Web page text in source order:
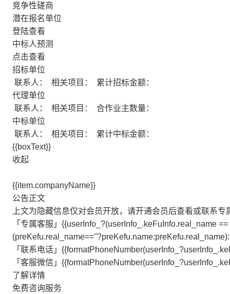
竞争性磋商
潜在报名单位
登陆查看
中标人预测
点击查看
招标单位
联系人：
相关项目：
累计招标金额：
代理单位
联系人：
相关项目：
合作业主数量：
中标单位
联系人：
相关项目：
累计中标金额：
{{boxText}}
收起
{{item.companyName}}
公告正文
上文为隐藏信息仅对会员开放，请开通会员后查看或联系专
「专属客服」{{userInfo_?(userInfo_.keFuInfo.real_name
「联系电话」
「客服微信」
了解详情
免费咨询服务